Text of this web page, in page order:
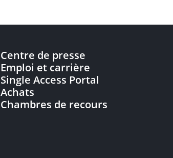
Centre de presse
Emploi et carrière
Single Access Portal
Achats
Chambres de recours